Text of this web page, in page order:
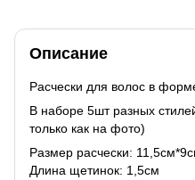
Описание
Расчески для волос в
В наборе 5шт разных
только как на фото)
Размер расчески:
Длина щетинок: 1,5см